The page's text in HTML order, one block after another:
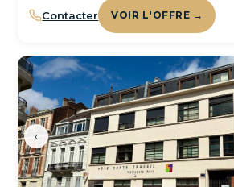
Contacter VOIR L'OFFRE →
‹